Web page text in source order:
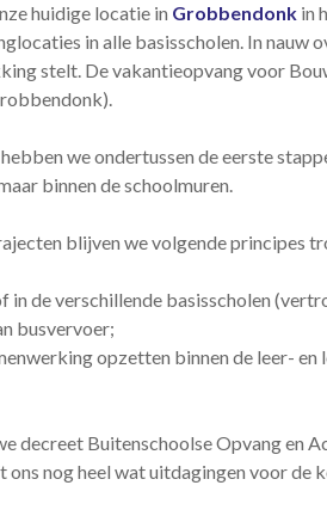
huidige locatie in Grobbendonk in
in alle basisscholen. In
stelt. De vakantieopvang voor
hebben we ondertussen de eerste
binnen de schoolmuren.
blijven we volgende principes
in de verschillende basisscholen
busvervoer;
opzetten binnen de leer- en
decreet Buitenschoolse Opvang en
nog heel wat uitdagingen voor de